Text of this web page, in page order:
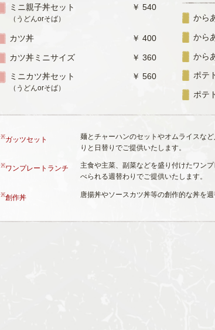
ミニ親子丼セット
（うどんorそば）
￥ 540
カツ丼 ￥ 400
カツ丼ミニサイズ ￥ 360
ミニカツ丼セット
（うどんorそば）
￥ 560
から
から
から
ポテ
ポテ
※ガッツセット
麺とチャーハンのセットやオムライスな
りと日替りでご提供いたします。
※ワンプレートランチ
主食や主菜、副菜などを盛り付けたワン
べられる週替わりでご提供いたします。
※創作丼 唐揚丼やソースカツ丼等の創作的な丼を週